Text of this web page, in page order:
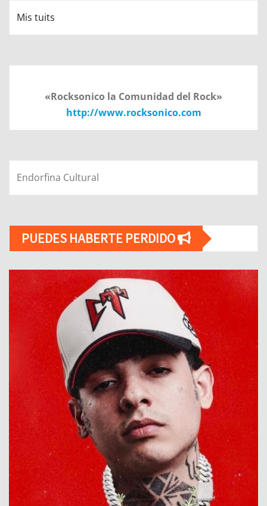
Mis tuits
«Rocksonico la Comunidad del Rock»
http://www.rocksonico.com
Endorfina Cultural
PUEDES HABERTE PERDIDO